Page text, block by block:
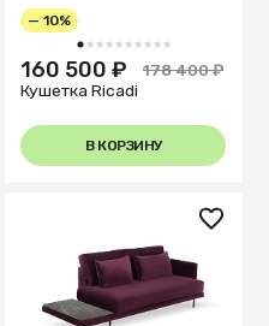
1 2 3 4 5 6 7 8 9 10
— 10%
160 500 ₽
178 400 ₽
Кушетка Ricadi
В КОРЗИНУ